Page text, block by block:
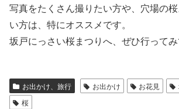
写真をたくさん撮りたい方や、穴場の
い方は、特にオススメです。
坂戸にっさい桜まつりへ、ぜひ行ってみ
お出かけ、旅行 お出かけ お花見
桜